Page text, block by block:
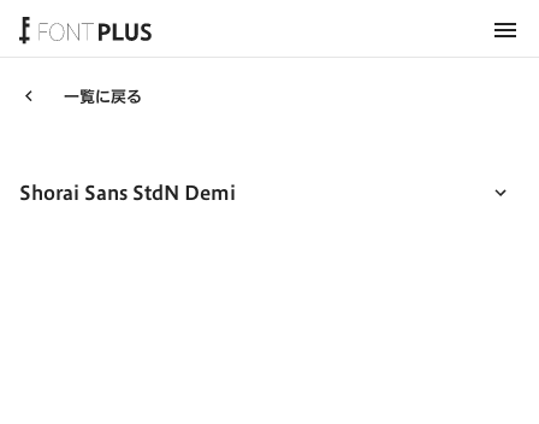
ホーム 一覧に戻る